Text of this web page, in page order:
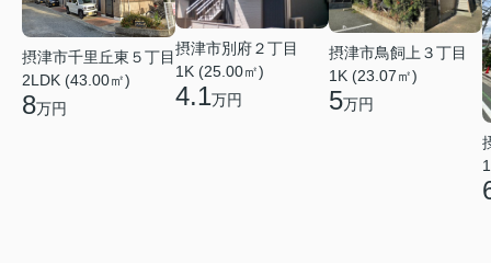
摂津市千里丘東５丁目
2LDK (43.00㎡)
8万円
摂津市別府２丁目
1K (25.00㎡)
4.1万円
摂津市鳥飼上３丁目
1K (23.07㎡)
5万円